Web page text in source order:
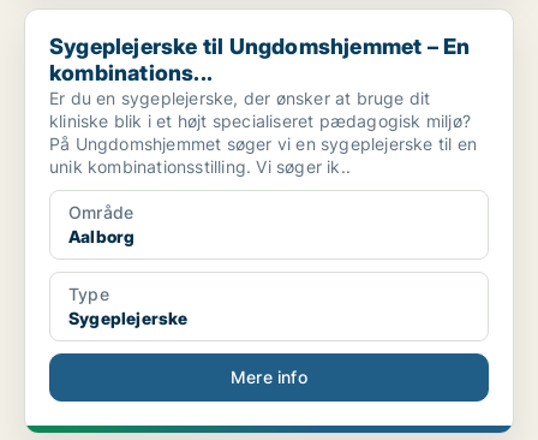
Sygeplejerske til Ungdomshjemmet – En kombinations...
Sygeplejerske til Ungdomshjemmet – En
kombinations...
Er du en sygeplejerske, der ønsker at bruge dit
kliniske blik i et højt specialiseret pædagogisk miljø?
På Ungdomshjemmet søger vi en sygeplejerske til en
unik kombinationsstilling. Vi søger ik..
Område
Aalborg
Type
Sygeplejerske
Mere info